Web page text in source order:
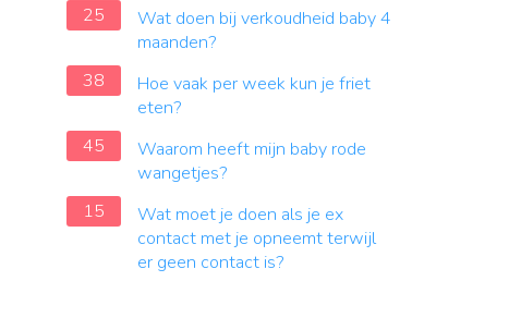
25
Wat doen bij verkoudheid baby 4
maanden?
38
Hoe vaak per week kun je friet
eten?
45
Waarom heeft mijn baby rode
wangetjes?
15
Wat moet je doen als je ex
contact met je opneemt terwijl
er geen contact is?